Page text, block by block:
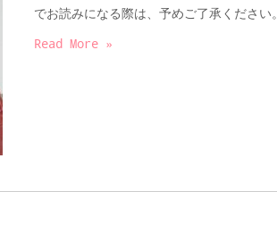
でお読みになる際は、予めご了承くださ
Read More »